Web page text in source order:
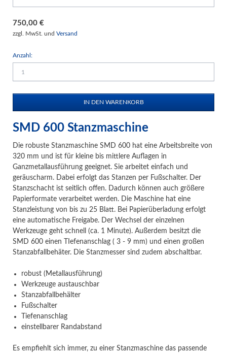
750,00 €
zzgl. MwSt. und Versand
Anzahl:
SMD 600 Stanzmaschine
Die robuste Stanzmaschine SMD 600 hat eine Arbeitsbreite von
320 mm und ist für kleine bis mittlere Auflagen in
Ganzmetallausführung geeignet. Sie arbeitet einfach und
geräuscharm. Dabei erfolgt das Stanzen per Fußschalter. Der
Stanzschacht ist seitlich offen. Dadurch können auch größere
Papierformate verarbeitet werden. Die Maschine hat eine
Stanzleistung von bis zu 25 Blatt. Bei Papierüberladung erfolgt
eine automatische Freigabe. Der Wechsel der einzelnen
Werkzeuge geht schnell (ca. 1 Minute). Außerdem besitzt die
SMD 600 einen TIefenanschlag ( 3 - 9 mm) und einen großen
Stanzabfallbehäter. Die Stanzmesser sind zudem abschaltbar.
robust (Metallausführung)
Werkzeuge austauschbar
Stanzabfallbehälter
Fußschalter
Tiefenanschlag
einstellbarer Randabstand
Es empfiehlt sich immer, zu einer Stanzmaschine das passende